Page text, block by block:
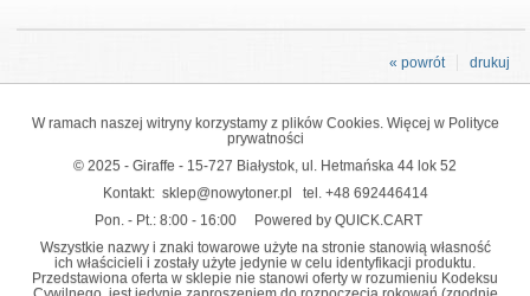
drukuj
« powrót
W ramach naszej witryny korzystamy z plików Cookies. Więcej w Polityce
prywatności
© 2025 - Giraffe - 15-727 Białystok, ul. Hetmańska 44 lok 52
Kontakt: sklep@nowytoner.pl tel. +48 692446414
Pon. - Pt.: 8:00 - 16:00
Powered by QUICK.CART
Wszystkie nazwy i znaki towarowe użyte na stronie stanowią własność
ich właścicieli i zostały użyte jedynie w celu identyfikacji produktu.
Przedstawiona oferta w sklepie nie stanowi oferty w rozumieniu Kodeksu